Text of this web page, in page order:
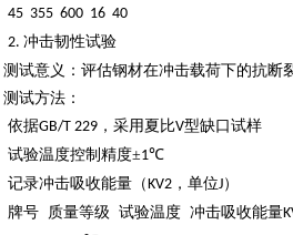
45 355 600 16 40
2. 冲击韧性试验
测试意义：评估钢材在冲击载荷下的抗断
测试方法：
依据GB/T 229 ，采用夏比V型缺口试样
试验温度控制精度±1℃
记录冲击吸收能量（KV2 ，单位J）
牌号 质量等级 试验温度 冲击吸收能量